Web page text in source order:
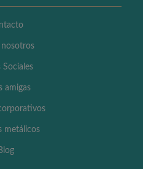
nosotros
Sociales
amigas
metálicos